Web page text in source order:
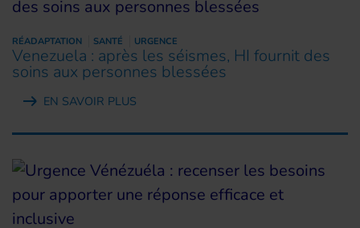
RÉADAPTATION SANTÉ URGENCE
Venezuela : après les séismes, HI fournit des
soins aux personnes blessées
EN SAVOIR PLUS